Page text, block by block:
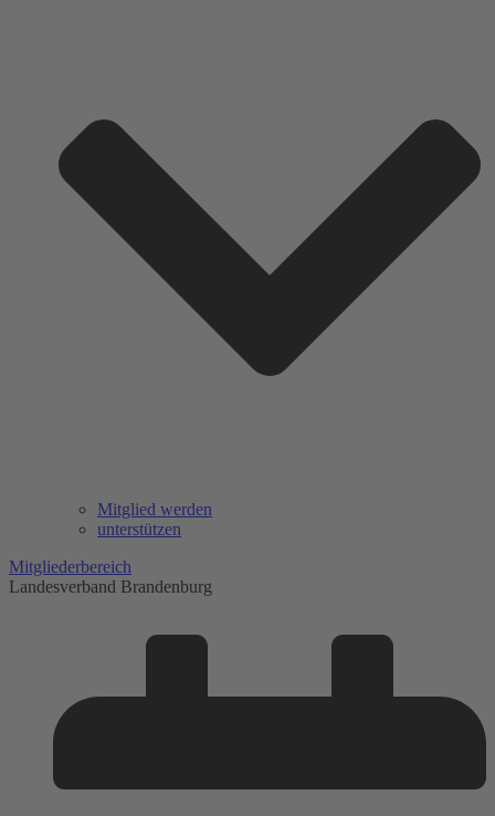
Mitglied werden
unterstützen
Mitgliederbereich
Landesverband Brandenburg